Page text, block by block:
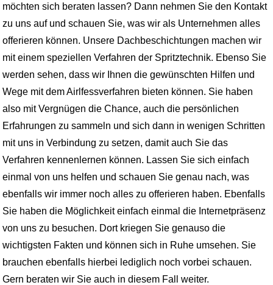
möchten sich beraten lassen? Dann nehmen Sie den Kontakt
zu uns auf und schauen Sie, was wir als Unternehmen alles
offerieren können. Unsere Dachbeschichtungen machen wir
mit einem speziellen Verfahren der Spritztechnik. Ebenso Sie
werden sehen, dass wir Ihnen die gewünschten Hilfen und
Wege mit dem Airlfessverfahren bieten können. Sie haben
also mit Vergnügen die Chance, auch die persönlichen
Erfahrungen zu sammeln und sich dann in wenigen Schritten
mit uns in Verbindung zu setzen, damit auch Sie das
Verfahren kennenlernen können. Lassen Sie sich einfach
einmal von uns helfen und schauen Sie genau nach, was
ebenfalls wir immer noch alles zu offerieren haben. Ebenfalls
Sie haben die Möglichkeit einfach einmal die Internetpräsenz
von uns zu besuchen. Dort kriegen Sie genauso die
wichtigsten Fakten und können sich in Ruhe umsehen. Sie
brauchen ebenfalls hierbei lediglich noch vorbei schauen.
Gern beraten wir Sie auch in diesem Fall weiter.